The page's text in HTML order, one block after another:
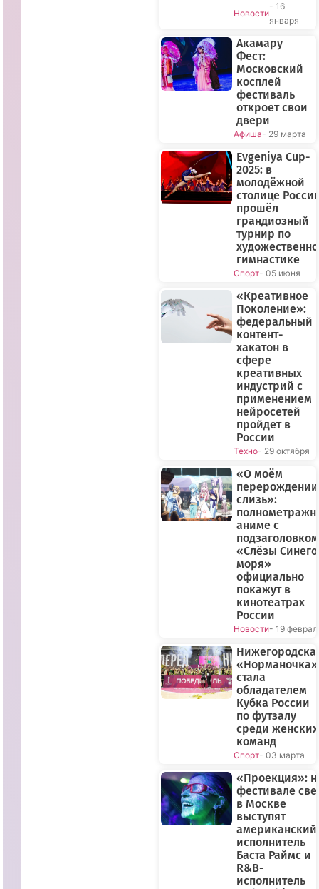
Новости
- 16
января
Акамару
Фест:
Московский
косплей
фестиваль
откроет свои
двери
Афиша- 29 марта
Evgeniya Cup-
2025: в
молодёжной
столице
прошёл
грандиозный
турнир по
гимнастике
Спорт- 05 июня
«Креативное
Поколение»:
федеральный
контент-
хакатон в
сфере
креативных
индустрий с
применением
нейросетей
пройдет в
России
Техно- 29 октября
«О моём
слизь»:
аниме с
подзаголовком
«Слёзы Синего
моря»
официально
покажут в
кинотеатрах
России
Новости- 19
«Норманочка»
стала
обладателем
Кубка России
по футзалу
среди женских
команд
Спорт- 03 марта
«Проекция»:
фестивале
в Москве
выступят
американский
исполнитель
Баста Раймс и
R&B-
исполнитель